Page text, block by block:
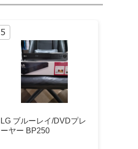
LG ブルーレイ/DVDプレ
ーヤー BP250